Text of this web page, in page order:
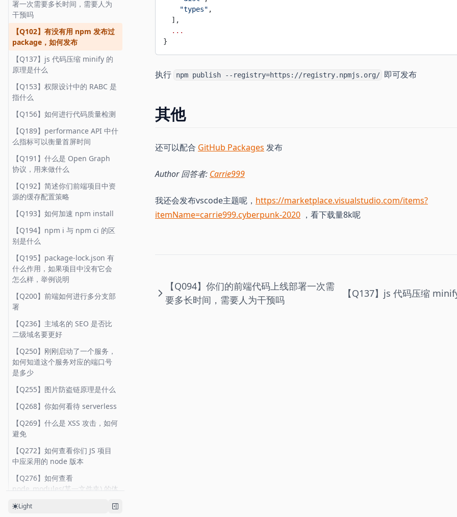
【Q111】http 响应头中的 ETag
值是如何生成的
【Q112】如果 http 响应头中
ETag 值改变了，是否意味着文件
内容一定已经更改
Last-Modified 是根据什么生成的
议，那它是如何保持登录状态
【Q119】https 是如何保证报文
安全的
【Q121】我们如何从 http 的报
文中得知该服务使用的技术栈
【Q122】在发送 http 请求报文
时，Host 是必要的吗
【Q133】http 响应头中如果
content-type 为
application/octet-stream，则代
表什么意思
【Q136】http 向 https 做重定向
应该使用哪个状态码
【Q141】http 响应头中的 Date
与 Last-Modified 有什么不同，
网站部署时需要注意什么
【Q144】http 1.1 中的 keep-
alive 有什么作用
【Q147】当在浏览器中看到某资
源使用了 http2 后，使用 curl 为
什么看到的仍是 http 1.1
【Q149】什么是队首阻塞，如何
解决，原理如何
【Q192】简述你们前端项目中资
源的缓存配置策略
【Q206】no-cache 与 no-store
的区别是什么
【Q252】https 中如何保证证书
是可信任的
【Q267】CSP 是干什么用的了
【Q281】响应式布局需要注意哪
一些
【Q282】对一个非定长宽的块状
元素如何做垂直水平居中
【Q306】如何实现左右固定，中
【Q307】如何实现表格单双行条
【Q309】简述下 css specificity
【Q315】'+' 与 '~' 选择器有什么
【Q317】有哪些 css 属性不能展
【Q319】css 动画与 js 动画哪个
【Q321】 css 中属性选择器及类
选择器的权重哪个高
【Q334】position: sticky 如何工
作，适用于哪些场景
【Q335】什么是层叠上下文
(stacking contect)，谈谈对它的
【Q336】你用 css 实现过什么不
【Q337】你做前端有多少时间花
在写 css 上
【Q339】伪类与伪元素有什么区
【Q364】css 如何匹配前N个子
元素及最后N个子元素
的暗黑模式 (Dark Mode)
个元素的几种方法
局大屏幕三等分、中屏幕二等
【Q362】js 动画和 css 动画那个
性能比较好
【Q374】简单介绍
requestIdleCallback 及使用场景
【Q411】如何找到当前页面出现
【Q425】什么是层叠上下文
片
监听复制事件
如何实现
复制
【Q448】异步加载 JS 脚本时，
async 与 defer 有何区别
【Q454】load 事件与
DomContentLoaded 事件的先后
顺序
【Q455】React/Vue 中的 router
实现原理如何
【Q463】前端如何实现文件上传
功能
【Q472】什么是 HTML 的实体编
码 (HTML Entity Encode)
默认行为，如何判断事件否可阻
止？
【Q543】什么是事件冒泡和事件
捕获
【Q544】什么是事件委托，
e.currentTarget 与 e.target 有
何区别
【Q545】关于事件捕获和冒泡，
以下代码输出多少
【Q469】HTML 中的 input 标签
有哪些 type
【Q470】什么是 Data URL
【Q472】什么是 HTML 的实体编
码 (HTML Entity Encode)
【Q477】在 Canvas 中如何处理
【Q516】HTML 标签有哪些行内
【Q530】HTML 中有哪些语义化
【Q582】什么是 URL 编码 (URL
输出什么
【Q159】什么是 CSRF 攻击
【Q168】在 js 中如何把类数组转
化为数组
【Q169】Array(100).map(x =>
【Q177】如何在 url 中传递数组
【Q181】如何实现 compose 函
【Q196】前端中遇到过处理二进
【Q197】什么是 TypedArray
【Q198】如何实现类似
lodash.get 函数
【Q201】js 中什么是可选链操作
【Q202】如何实现一个深拷贝
【Q215】什么是跨域，如何解决
跨域问题
【Q220】请简述一下 event loop
【Q228】如何实现一个 flatMap
函数 (头条)
【Q230】如何裁剪图片 (情景：
选择头像)
【Q240】如何实现一个
async/await
【Q241】如何使用 async/await
实现 Promise.all 的效果
【Q243】有没有遇到 js 捕捉不到
异常堆栈信息的情况
【Q245】有没有用过
Promise.allSettled() ，它是干什
【Q249】使用 js 实现一个 lru
【Q066】如何使用 react hooks
实现 useFetch 请求数据
【Q067】react 如何使用 render
prop component 请求数据
【Q068】React Portal 有哪些使
用场景
【Q069】什么是 virtual DOM，
它的引入带了什么好处
【Q071】react 与 vue 数组中
key 的作用是什么
【Q092】react 中 ref 是干什么
用的，有哪些使用场景
【Q100】如何使用 react/vue 实
现一个 message API
【Q142】react hooks 中如何模
拟 componentDidMount
【Q146】如果使用 SSR，可以在
中访问 localStorage 吗
【Q151】react hooks 如何替代
【Q152】如何实现一个 react
【Q154】在 react/vue 中数组是
【Q164】React 中 fiber 是用来
做什么的
【Q211】React hooks 中
useCallback 的使用场景是什么
【Q235】useEffect 中如何使用
async/await
什么
还有什么其他方案
面定义 react hooks
【Q100】如何使用 react/vue 实
现一个 message API
【Q146】如果使用 SSR，可以在
created/componentWillMount
中访问 localStorage 吗
否可以以在数组中的次序为 key
组的变化
现原理是什么
Vue 相比原生开发有什么优势
实现原理如何
【Q592】前端项目中有哪些副作
用
【Q593】React/Vue 中受控组件
与不受控组件的区别
如何进行通信
diff 算法时，介绍当根据 key 对
数组进行重用时的算法
汇总
对小图片进行优化
汇总
【Q202】如何实现一个深拷贝
(cloneDeep)
【Q228】如何实现一个 flatMap
函数 (头条)
【Q240】如何实现一个
【Q249】使用 js 实现一个 lru
Promise.race
记忆返回结果只执行一次
次数最多的HTML标签
编码
【Q421】如何实现一个无限累加
的 sum 函数
【Q429】实现一个函数用来解析
URL 的 querystring
sleep/delay 函数
函数，从数组中随机取一个元素
如何实现
【Q440】实现一个函数用来对
函数 flatten
【Q447】如何实现一个数组洗牌
函数 shuffle
【Q489】如何实现一个函数
lodash.merge
【Q491】如何实现一个
【Q505】JS 中基础数据类型有哪
路径是文件还是文件夹
【Q237】以下代码，koa 会返回
什么数据
【Q239】Node 如何进行进程间
通信
【Q242】有没有用过
continuous local storage，用在
了哪里
【Q244】Promise 在异步资源的
何被销毁的
步资源的生命周期
什么区别
space-size=4096 是什么意思
【Q256】如何理解 Node 的异步
非阻塞IO
【Q264】当 Node 应用发生 gc
时，如何监控
gc 的日志
目的 cpu profile 快照
生什么
【Q290】Node 中 require 时发
圾回收机制
【Q300】node 中 exec，fork 与
spawn 有何区别
【Q308】node 中 dns.resolve
及 dns.lookup 有什么区别
【Q310】Node 中 require json
时，重新 require
作用是什么，有没有自己写过
【Q077】使用 webpack 时如何
优化项目体积
【Q078】webpack 中什么是
HMR，原理是什么
【Q080】使用 webpack 打包
时，如何更好地利用 long term
cache
【Q082】随着 http2 的发展，
【Q086】Tree Shaking 的原理
【Q091】vue-loader 的实现原
【Q203】对于已经 import 但未
会对它打包吗？
【Q205】Code Splitting 的原理
是什么
【Q587】使用 webpack 如何分
包
的体积
做了什么事情
spliting 是如何动态加载 chunk
的？
(webpack/rollup) 如何将打包后
的 js 资源注入 html 中
【Q711】打包器
(webpack/rollup) 如何加载
源
(webpack/rollup) 如何加载 style
样式资源
【Q713】如何提升 webpack 构
署一次需要多长时间，需要人为
干预吗
【Q102】有没有用 npm 发布过
package，如何发布
【Q137】js 代码压缩 minify 的
原理是什么
【Q153】权限设计中的 RABC 是
指什么
【Q156】如何进行代码质量检测
【Q189】performance API 中什
么指标可以衡量首屏时间
【Q191】什么是 Open Graph
协议，用来做什么
【Q192】简述你们前端项目中资
源的缓存配置策略
【Q193】如何加速 npm install
【Q194】npm i 与 npm ci 的区
别是什么
【Q195】package-lock.json 有
什么作用，如果项目中没有它会
怎么样，举例说明
【Q200】前端如何进行多分支部
署
【Q236】主域名的 SEO 是否比
二级域名要更好
【Q250】刚刚启动了一个服务，
如何知道这个服务对应的端口号
是多少
【Q255】图片防盗链原理是什么
【Q268】你如何看待 serverless
【Q269】什么是 XSS 攻击，如何
避免
【Q272】如何查看你们 JS 项目
中应采用的 node 版本
【Q276】如何查看
node_modules(某一文件夹) 的体
Light
    "types"
,
  ],
  ...
}
执行 npm publish --registry=https://registry.npmjs.org/ 即可发布
其他
还可以配合 GitHub Packages 发布
Author 回答者: Carrie999
我还会发布vscode主题呢， https://marketplace.visualstudio.com/items?
itemName=carrie999.cyberpunk-2020 ，看下载量8k呢
【Q094】你们的前端代码上线部署一次需
要多长时间，需要人为干预吗
【Q137】js 代码压缩